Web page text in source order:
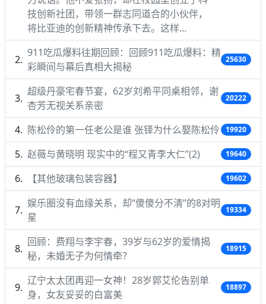
技创新社团，带领一群志同道合的小伙伴，
将比亚迪的创新精神传承下去。这样...
911吃瓜爆料往期回顾：回顾911吃瓜爆料：精
彩瞬间与幕后真相大揭秘
25630
超级丹豪宅春节宴，62岁刘希平同桌相邻，谢
杏芳无视关系亲密
20222
陈松伶的第一任老公是谁 张铎为什么娶陈松伶 19920
赵薇与黄晓明 现实中的“程又青李大仁”(2) 19640
【其他玻璃包装容器】 19602
娱乐圈没有血缘关系，却“傻傻分不清”的8对明
星
19334
回顾：费翔与李宇春，39岁与62岁的爱情揭
秘，未婚无子为何情牵？
18915
辽宁太太团再迎一女神！28岁郭艾伦告别单
身，女友妥妥的白富美
18897